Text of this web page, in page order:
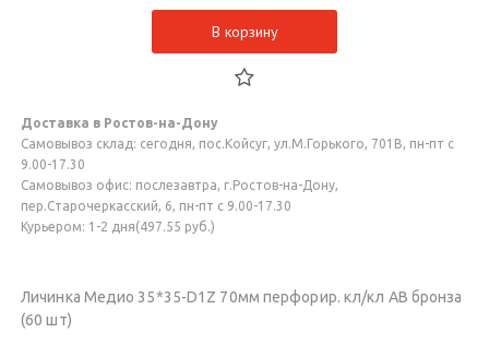
В корзину
Доставка в Ростов-на-Дону
Самовывоз склад: сегодня, пос.Койсуг, ул.М.Горького, 701В, пн-пт с
9.00-17.30
Самовывоз офис: послезавтра, г.Ростов-на-Дону,
пер.Старочеркасский, 6, пн-пт с 9.00-17.30
Курьером: 1-2 дня(497.55 руб.)
Личинка Медио 35*35-D1Z 70мм перфорир. кл/кл AB бронза
(60 шт)